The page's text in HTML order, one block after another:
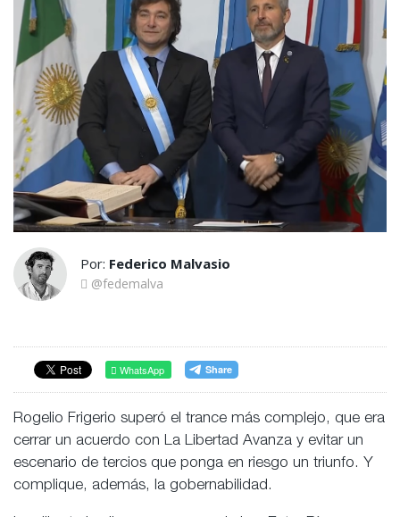
Por: Federico Malvasio
@fedemalva
WhatsApp
Rogelio Frigerio superó el trance más complejo, que era
cerrar un acuerdo con La Libertad Avanza y evitar un
escenario de tercios que ponga en riesgo un triunfo. Y
complique, además, la gobernabilidad.